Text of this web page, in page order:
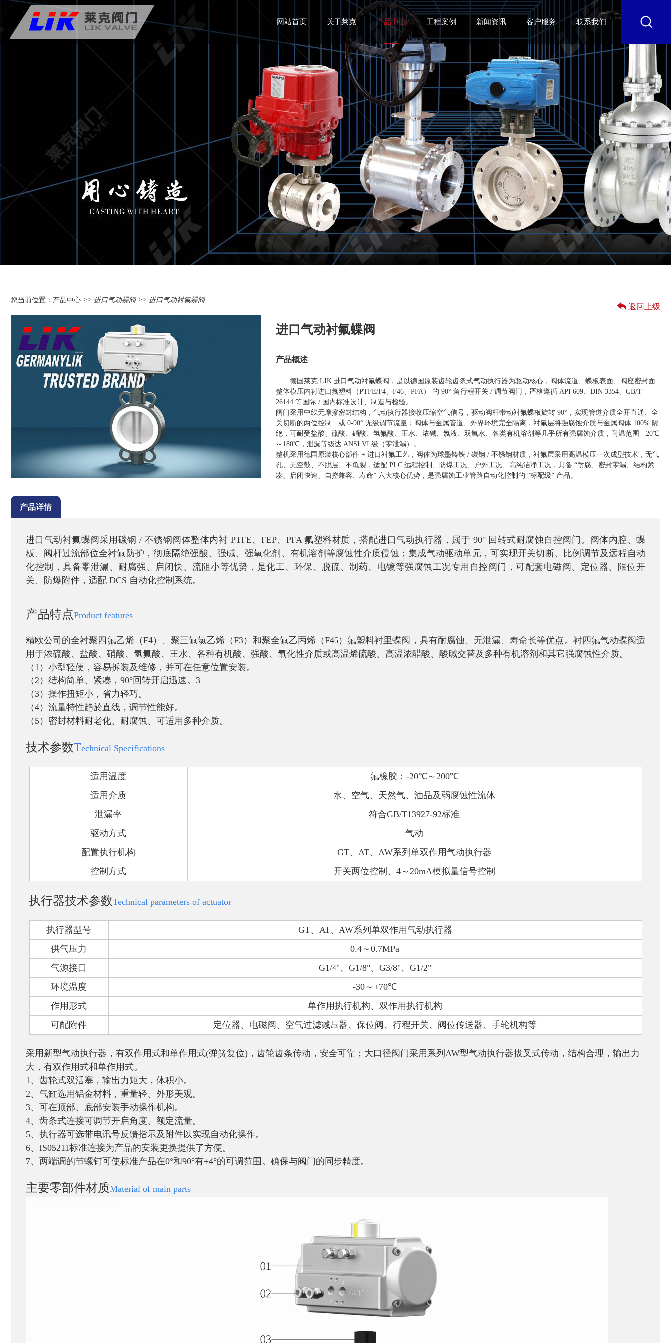
网站首页 关于莱克 产品中心 工程案例 新闻资讯 客户服务 联系我们
您当前位置： 产品中心 >> 进口气动蝶阀>> 进口气动衬氟蝶阀
返回上级
进口气动衬氟蝶阀
产品概述
德国莱克 LIK 进口气动衬氟蝶阀，是以德国原装齿轮齿条式气动执行器为驱动核心，阀体流道、蝶板表面、阀座密封面
整体模压内衬进口氟塑料（PTFE/F4、F46、PFA） 的 90° 角行程开关 / 调节阀门，严格遵循 API 609、DIN 3354、GB/T
26144 等国际 / 国内标准设计、制造与检验。
阀门采用中线无摩擦密封结构，气动执行器接收压缩空气信号，驱动阀杆带动衬氟蝶板旋转 90°，实现管道介质全开直通、全
关切断的两位控制，或 0-90° 无级调节流量；阀体与金属管道、外界环境完全隔离，衬氟层将强腐蚀介质与金属阀体 100% 隔
绝，可耐受盐酸、硫酸、硝酸、氢氟酸、王水、浓碱、氯液、双氧水、各类有机溶剂等几乎所有强腐蚀介质，耐温范围 - 20℃
～180℃，泄漏等级达 ANSI VI 级（零泄漏）。
整机采用德国原装核心部件 + 进口衬氟工艺，阀体为球墨铸铁 / 碳钢 / 不锈钢材质，衬氟层采用高温模压一次成型技术，无气
孔、无空鼓、不脱层、不龟裂，适配 PLC 远程控制、防爆工况、户外工况、高纯洁净工况，具备 “耐腐、密封零漏、结构紧
凑、启闭快速、自控兼容、寿命” 六大核心优势，是强腐蚀工业管路自动化控制的 “标配级” 产品。
产品详情
进口气动衬氟蝶阀采用碳钢 / 不锈钢阀体整体内衬 PTFE、FEP、PFA 氟塑料材质，搭配进口气动执行器，属于 90° 回转式耐腐蚀自控阀门。阀体内腔、蝶
板、阀杆过流部位全衬氟防护，彻底隔绝强酸、强碱、强氧化剂、有机溶剂等腐蚀性介质侵蚀；集成气动驱动单元，可实现开关切断、比例调节及远程自动
化控制，具备零泄漏、耐腐强、启闭快、流阻小等优势，是化工、环保、脱硫、制药、电镀等强腐蚀工况专用自控阀门，可配套电磁阀、定位器、限位开
关、防爆附件，适配 DCS 自动化控制系统。
产品特点Product features
精欧公司的全衬聚四氟乙烯（F4）、聚三氟氯乙烯（F3）和聚全氟乙丙烯（F46）氟塑料衬里蝶阀，具有耐腐蚀、无泄漏、寿命长等优点。衬四氟气动蝶阀适
用于浓硫酸、盐酸、硝酸、氢氟酸、王水、各种有机酸、强酸、氧化性介质或高温烯硫酸、高温浓醋酸、酸碱交替及多种有机溶剂和其它强腐蚀性介质。
（ 1 ）小型轻便，容易拆装及维修，并可在任意位置安装。
（2 ）结构简单、紧凑， 90°回转开启迅速。 3
（3）操作扭矩小，省力轻巧。
（4）流量特性趋於直线，调节性能好。
（ 5）密封材料耐老化、耐腐蚀、可适用多种介质。
技术参数Technical Specifications
适用温度 氟橡胶： -20℃～ 200℃
适用介质
水、空气、天然气、油品及弱腐蚀性流体
泄漏率
符合GB/T13927-92标准
驱动方式
气动
配置执行机构
GT、 AT、 AW系列单双作用气动执行器
控制方式
开关两位控制、 4～ 20mA模拟量信号控制
执行器技术参数Technical parameters of actuator
执行器型号 GT、 AT、 AW系列单双作用气动执行器
供气压力
0.4～ 0.7MPa
气源接口
G1/4"、 G1/8"、 G3/8"、 G1/2"
环境温度
-30～ +70℃
作用形式
单作用执行机构、双作用执行机构
可配附件
定位器、电磁阀、空气过滤减压器、保位阀、行程开关、阀位传送器、手轮机构等
采用新型气动执行器，有双作用式和单作用式(弹簧复位) ，齿轮齿条传动，安全可靠；大口径阀门采用系列 AW型气动执行器拔叉式传动，结构合理，输出力
大，有双作用式和单作用式。
1、齿轮式双活塞，输出力矩大，体积小。
2、气缸选用铝金材料，重量轻、外形美观。
3、可在顶部、底部安装手动操作机构。
4、齿条式连接可调节开启角度、额定流量。
5、执行器可选带电讯号反馈指示及附件以实现自动化操作。
6、 IS05211标准连接为产品的安装更换提供了方便。
7、两端调的节螺钉可使标准产品在0°和90°有±4°的可调范围。确保与阀门的同步精度。
主要零部件材质Material of main parts